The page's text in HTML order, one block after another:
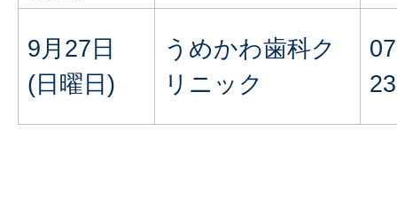
9月27日
(日曜日)
うめかわ歯科ク
リニック